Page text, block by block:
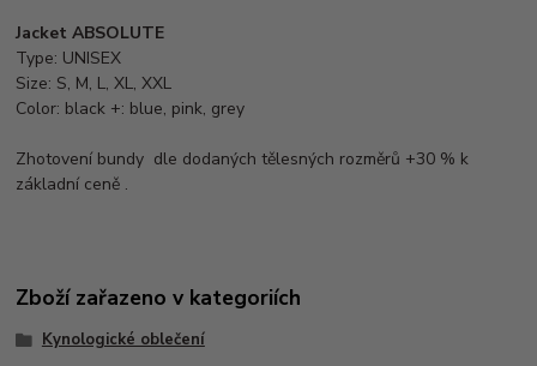
Jacket ABSOLUTE
Type: UNISEX
Size: S, M, L, XL, XXL
Color: black +: blue, pink, grey
Zhotovení bundy dle dodaných tělesných rozměrů +30 % k
základní ceně .
Zboží zařazeno v kategoriích
Kynologické oblečení